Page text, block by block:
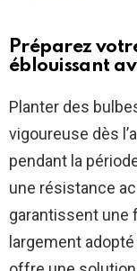
Préparez
éblouissant
Planter des
vigoureuse dès
pendant la
une résistance
garantissent une
largement